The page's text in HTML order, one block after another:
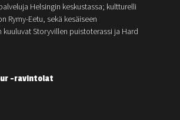
Helsingin keskustassa; kultturelli
Rymy-Eetu, sekä kesäiseen
kuuluvat Storyvillen puistoterassi ja Hard
-ravintolat